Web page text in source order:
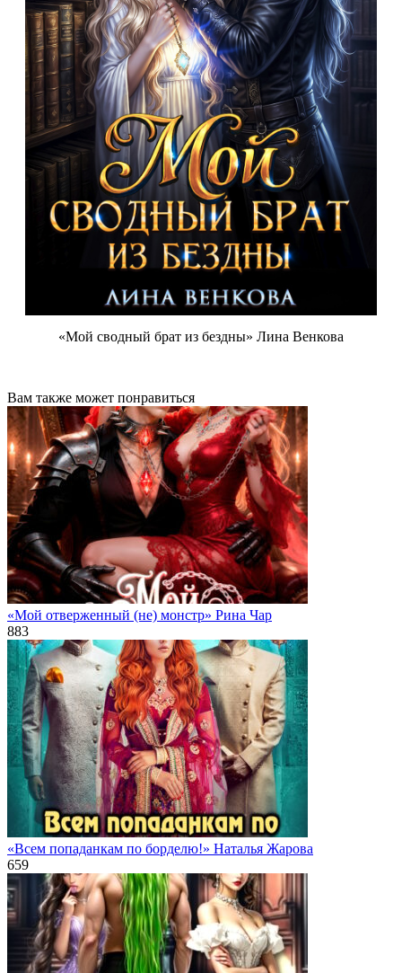
«Мой сводный брат из бездны» Лина Венкова
Вам также может понравиться
«Мой отверженный (не) монстр» Рина Чар
883
«Всем попаданкам по борделю!» Наталья Жарова
659